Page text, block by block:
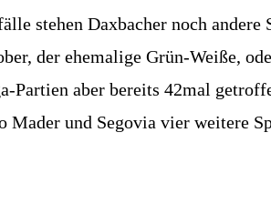
stehen Daxbacher noch
der ehemalige Grün-Weiße,
aber bereits 42mal
und Segovia vier weitere